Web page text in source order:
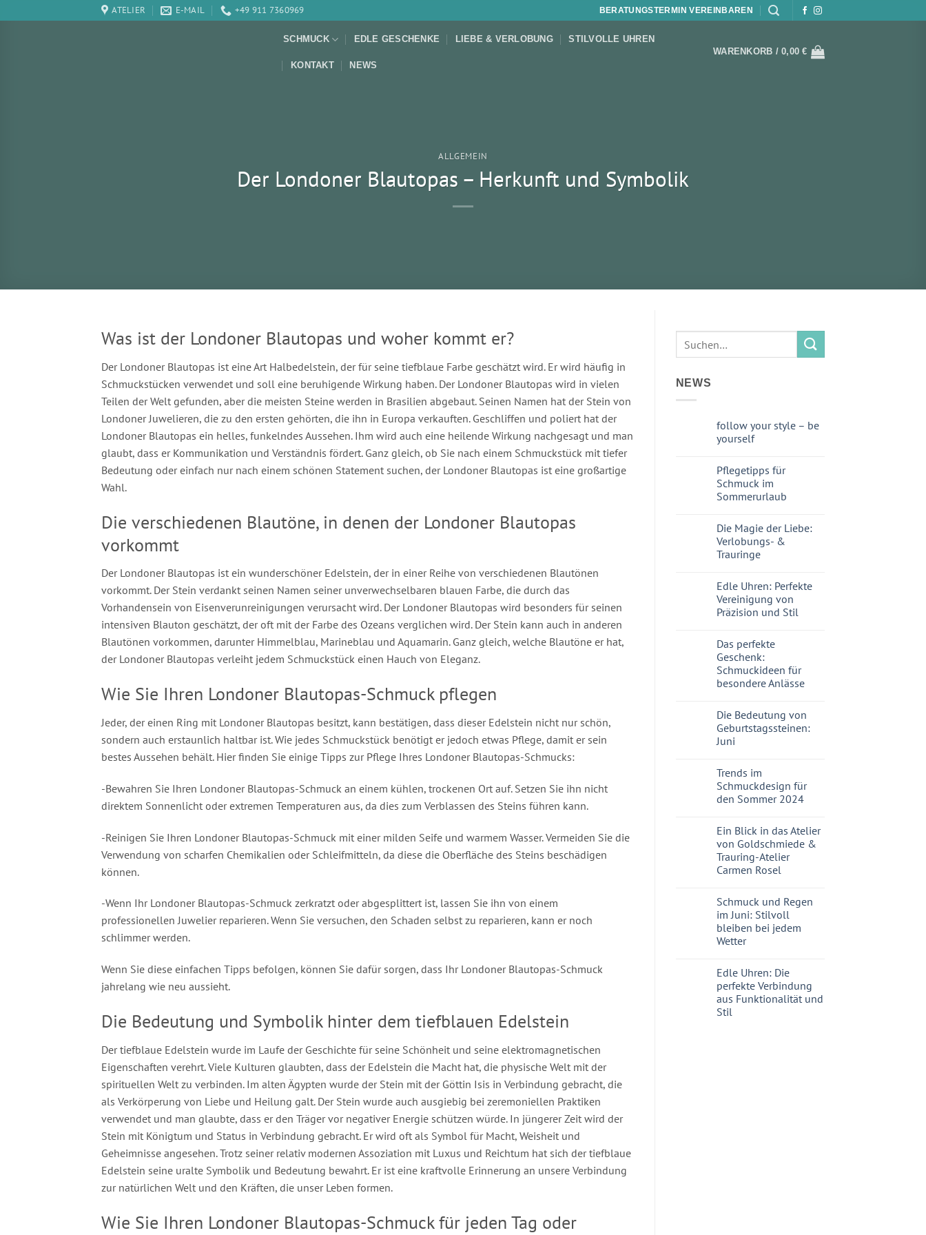
Inhalt
ATELIER E-MAIL +49 911 7360969 BERATUNGSTERMIN VEREINBAREN
SCHMUCK EDLE GESCHENKE LIEBE & VERLOBUNG STILVOLLE UHREN
KONTAKT NEWS
WARENKORB /0,00€
ALLGEMEIN
Der Londoner Blautopas – Herkunft und Symbolik
Was ist der Londoner Blautopas und woher kommt er?
Der Londoner Blautopas ist eine Art Halbedelstein, der für seine tiefblaue Farbe geschätzt wird. Er wird häufig in
Schmuckstücken verwendet und soll eine beruhigende Wirkung haben. Der Londoner Blautopas wird in vielen
Teilen der Welt gefunden, aber die meisten Steine werden in Brasilien abgebaut. Seinen Namen hat der Stein von
Londoner Juwelieren, die zu den ersten gehörten, die ihn in Europa verkauften. Geschliffen und poliert hat der
Londoner Blautopas ein helles, funkelndes Aussehen. Ihm wird auch eine heilende Wirkung nachgesagt und man
glaubt, dass er Kommunikation und Verständnis fördert. Ganz gleich, ob Sie nach einem Schmuckstück mit tiefer
Bedeutung oder einfach nur nach einem schönen Statement suchen, der Londoner Blautopas ist eine großartige
Wahl.
Die verschiedenen Blautöne, in denen der Londoner Blautopas
vorkommt
Der Londoner Blautopas ist ein wunderschöner Edelstein, der in einer Reihe von verschiedenen Blautönen
vorkommt. Der Stein verdankt seinen Namen seiner unverwechselbaren blauen Farbe, die durch das
Vorhandensein von Eisenverunreinigungen verursacht wird. Der Londoner Blautopas wird besonders für seinen
intensiven Blauton geschätzt, der oft mit der Farbe des Ozeans verglichen wird. Der Stein kann auch in anderen
Blautönen vorkommen, darunter Himmelblau, Marineblau und Aquamarin. Ganz gleich, welche Blautöne er hat,
der Londoner Blautopas verleiht jedem Schmuckstück einen Hauch von Eleganz.
Wie Sie Ihren Londoner Blautopas-Schmuck pflegen
Jeder, der einen Ring mit Londoner Blautopas besitzt, kann bestätigen, dass dieser Edelstein nicht nur schön,
sondern auch erstaunlich haltbar ist. Wie jedes Schmuckstück benötigt er jedoch etwas Pflege, damit er sein
bestes Aussehen behält. Hier finden Sie einige Tipps zur Pflege Ihres Londoner Blautopas-Schmucks:
-Bewahren Sie Ihren Londoner Blautopas-Schmuck an einem kühlen, trockenen Ort auf. Setzen Sie ihn nicht
direktem Sonnenlicht oder extremen Temperaturen aus, da dies zum Verblassen des Steins führen kann.
-Reinigen Sie Ihren Londoner Blautopas-Schmuck mit einer milden Seife und warmem Wasser. Vermeiden Sie die
Verwendung von scharfen Chemikalien oder Schleifmitteln, da diese die Oberfläche des Steins beschädigen
können.
-Wenn Ihr Londoner Blautopas-Schmuck zerkratzt oder abgesplittert ist, lassen Sie ihn von einem
professionellen Juwelier reparieren. Wenn Sie versuchen, den Schaden selbst zu reparieren, kann er noch
schlimmer werden.
Wenn Sie diese einfachen Tipps befolgen, können Sie dafür sorgen, dass Ihr Londoner Blautopas-Schmuck
jahrelang wie neu aussieht.
Die Bedeutung und Symbolik hinter dem tiefblauen Edelstein
Der tiefblaue Edelstein wurde im Laufe der Geschichte für seine Schönheit und seine elektromagnetischen
Eigenschaften verehrt. Viele Kulturen glaubten, dass der Edelstein die Macht hat, die physische Welt mit der
spirituellen Welt zu verbinden. Im alten Ägypten wurde der Stein mit der Göttin Isis in Verbindung gebracht, die
als Verkörperung von Liebe und Heilung galt. Der Stein wurde auch ausgiebig bei zeremoniellen Praktiken
verwendet und man glaubte, dass er den Träger vor negativer Energie schützen würde. In jüngerer Zeit wird der
Stein mit Königtum und Status in Verbindung gebracht. Er wird oft als Symbol für Macht, Weisheit und
Geheimnisse angesehen. Trotz seiner relativ modernen Assoziation mit Luxus und Reichtum hat sich der tiefblaue
Edelstein seine uralte Symbolik und Bedeutung bewahrt. Er ist eine kraftvolle Erinnerung an unsere Verbindung
zur natürlichen Welt und den Kräften, die unser Leben formen.
Wie Sie Ihren Londoner Blautopas-Schmuck für jeden Tag oder
NEWS
follow your style – be
yourself
Pflegetipps für
Schmuck im
Sommerurlaub
Die Magie der Liebe:
Verlobungs- &
Trauringe
Edle Uhren: Perfekte
Vereinigung von
Präzision und Stil
Das perfekte
Geschenk:
Schmuckideen für
besondere Anlässe
Die Bedeutung von
Geburtstagssteinen:
Juni
Trends im
Schmuckdesign für
den Sommer 2024
Ein Blick in das Atelier
von Goldschmiede &
Trauring-Atelier
Carmen Rosel
Schmuck und Regen
im Juni: Stilvoll
bleiben bei jedem
Wetter
Edle Uhren: Die
perfekte Verbindung
aus Funktionalität und
Stil